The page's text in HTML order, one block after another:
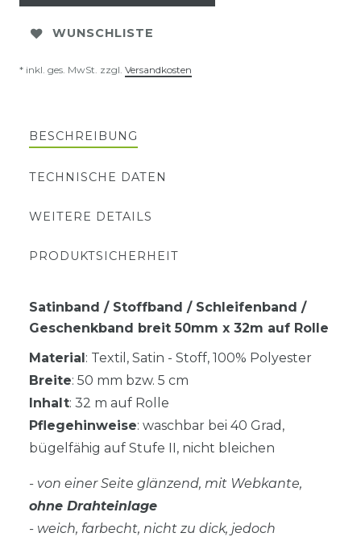
WUNSCHLISTE
* inkl. ges. MwSt. zzgl. Versandkosten
BESCHREIBUNG
TECHNISCHE DATEN
WEITERE DETAILS
PRODUKTSICHERHEIT
Satinband / Stoffband / Schleifenband /
Geschenkband breit 50mm x 32m auf Rolle
Material: Textil, Satin - Stoff, 100% Polyester
Breite: 50 mm bzw. 5 cm
Inhalt: 32 m auf Rolle
Pflegehinweise: waschbar bei 40 Grad,
bügelfähig auf Stufe II, nicht bleichen
- von einer Seite glänzend, mit Webkante,
ohne Drahteinlage
- weich, farbecht, nicht zu dick, jedoch